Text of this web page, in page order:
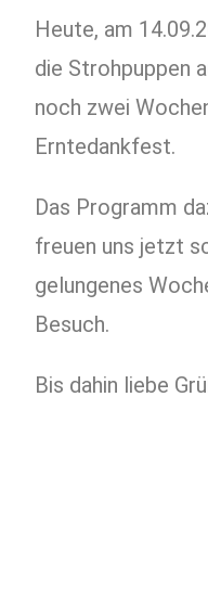
Heute, am
die Strohpuppen
noch zwei
Erntedankfest.
Das Programm
freuen uns jetzt
gelungenes
Besuch.
Bis dahin liebe